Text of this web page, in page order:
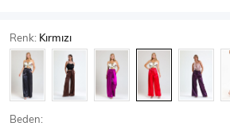
Body Atlet Crop
Renk: Kırmızı
Beden: